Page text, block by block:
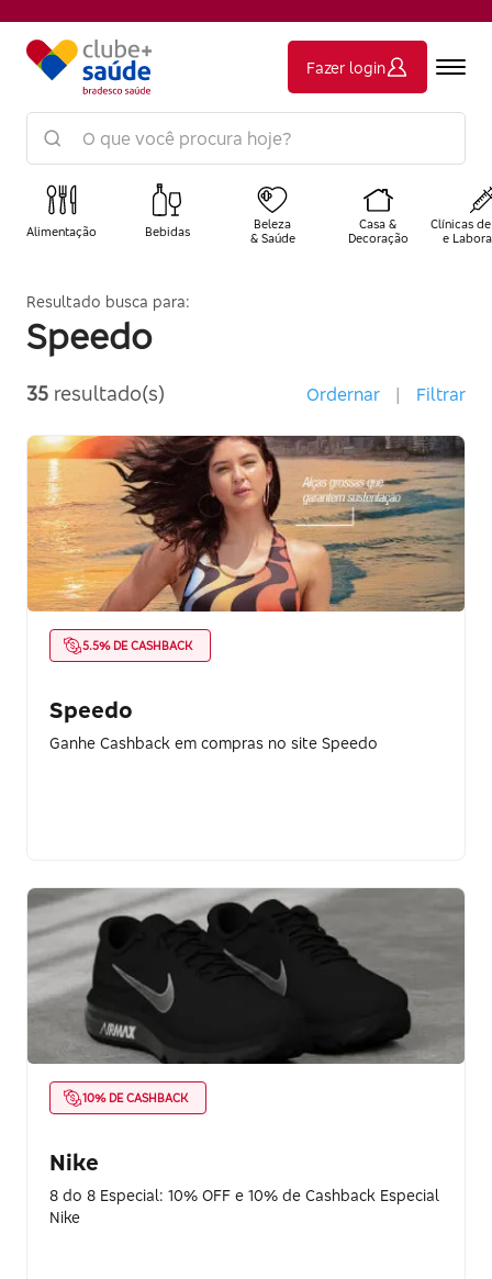
Fazer login
Alimentação Bebidas
Beleza
& Saúde
Casa &
Decoração
Clínicas
e
Resultado busca para:
Speedo
35 resultado(s) Ordernar | Filtrar
5.5% DE CASHBACK
Speedo
Ganhe Cashback em compras no site Speedo
10% DE CASHBACK
Nike
8 do 8 Especial: 10% OFF e 10% de Cashback Especial
Nike